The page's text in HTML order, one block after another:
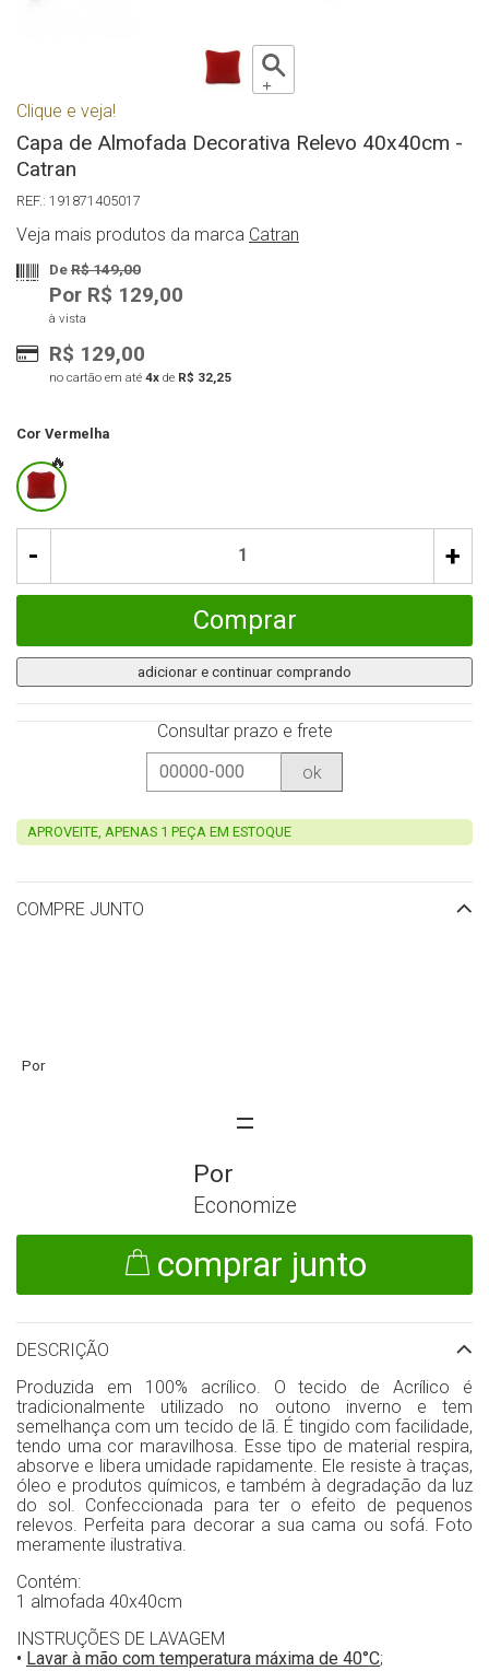
Clique e veja!
Capa de Almofada Decorativa Relevo 40x40cm -
Catran
191871405017
Veja mais produtos da marca Catran
DeR$ 149,00
Por R$ 129,00
à vista
R$ 129,00
no cartão em até 4x de R$ 32,25
Cor Vermelha
- +
Comprar
adicionar e continuar comprando
Consultar prazo e frete
ok
APROVEITE, APENAS 1 PEÇA EM ESTOQUE
COMPRE JUNTO
Economize
comprar junto
DESCRIÇÃO
Produzida em 100% acrílico. O tecido de Acrílico é
tradicionalmente utilizado no outono inverno e tem
semelhança com um tecido de lã. É tingido com facilidade,
tendo uma cor maravilhosa. Esse tipo de material respira,
absorve e libera umidade rapidamente. Ele resiste à traças,
óleo e produtos químicos, e também à degradação da luz
do sol. Confeccionada para ter o efeito de pequenos
relevos. Perfeita para decorar a sua cama ou sofá. Foto
meramente ilustrativa.
Contém:
1 almofada 40x40cm
INSTRUÇÕES DE LAVAGEM
• Lavar à mão com temperatura máxima de 40°C;